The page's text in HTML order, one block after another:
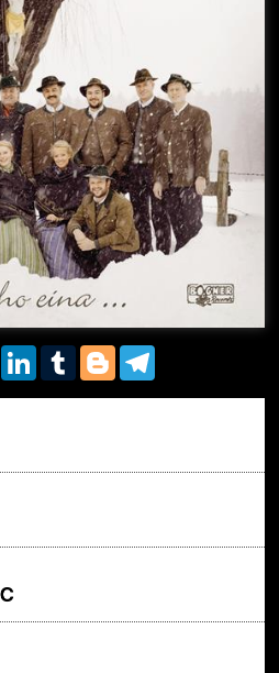
WhatsAppLinkedInTumblrBlogger